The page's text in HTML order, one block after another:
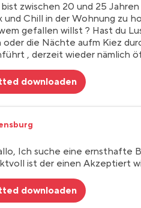
zwischen 20 und 25
Chill in der Wohnung zu
gefallen willst ? Hast du
oder die Nächte aufm Kiez
, derzeit wieder nämlich
downloaden
Ich suche eine ernsthafte
ist der einen Akzeptiert
downloaden